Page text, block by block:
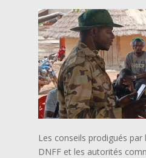
Les conseils prodigués par
DNFF et les autorités